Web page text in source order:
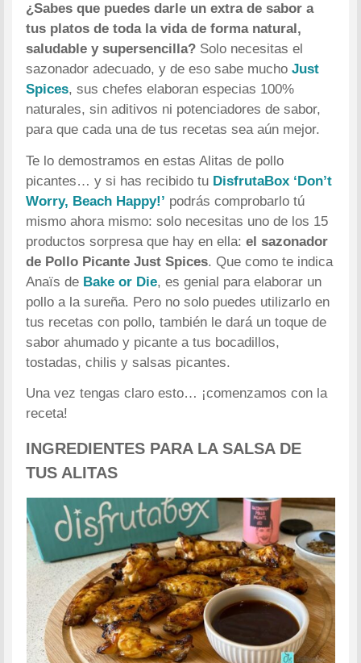
¿Sabes que puedes darle un extra de sabor a
tus platos de toda la vida de forma natural,
saludable y supersencilla? Solo necesitas el
sazonador adecuado, y de eso sabe muchoJust
Spices, sus chefes elaboran especias 100%
naturales, sin aditivos ni potenciadores de sabor,
para que cada una de tus recetas sea aún mejor.
Te lo demostramos en estas Alitas de pollo
picantes… y si has recibido tu DisfrutaBox ‘Don’t
Worry, Beach Happy!’ podrás comprobarlo tú
mismo ahora mismo: solo necesitas uno de los 15
productos sorpresa que hay en ella:el sazonador
de Pollo Picante Just Spices. Que como te indica
Anaïs de Bake or Die, es genial para elaborar un
pollo a la sureña. Pero no solo puedes utilizarlo en
tus recetas con pollo, también le dará un toque de
sabor ahumado y picante a tus bocadillos,
tostadas, chilis y salsas picantes.
Una vez tengas claro esto… ¡comenzamos con la
receta!
INGREDIENTES PARA LA SALSA DE
TUS ALITAS